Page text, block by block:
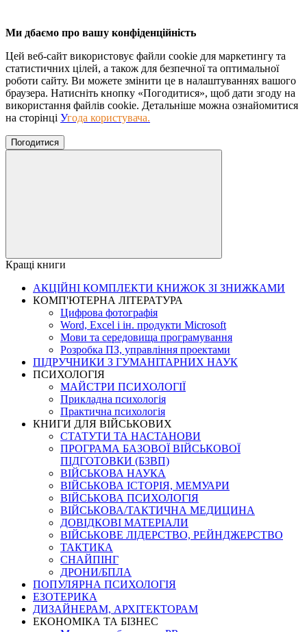
Ми дбаємо про вашу конфіденційність
Цей веб-сайт використовує файли cookie для маркетингу та
статистичних цілей, а також для безпечної та оптимальної
роботи сайту. Ви можете змінити це в налаштуваннях вашого
браузера. Натисніть кнопку «Погодитися», щоб дати згоду на
використання файлів cookie. Детальніше можна ознайомитися
на сторінці Угода користувача.
Погодитися
Кращі книги
АКЦІЙНІ КОМПЛЕКТИ КНИЖОК ЗІ ЗНИЖКАМИ
КОМП'ЮТЕРНА ЛІТЕРАТУРА
Цифрова фотографія
Word, Excel і ін. продукти Microsoft
Мови та середовища програмування
Розробка ПЗ, управління проектами
ПІДРУЧНИКИ З ГУМАНІТАРНИХ НАУК
ПСИХОЛОГІЯ
МАЙСТРИ ПСИХОЛОГІЇ
Прикладна психологія
Практична психологія
КНИГИ ДЛЯ ВІЙСЬКОВИХ
СТАТУТИ ТА НАСТАНОВИ
ПРОГРАМА БАЗОВОЇ ВІЙСЬКОВОЇ
ПІДГОТОВКИ (БЗВП)
ВІЙСЬКОВА НАУКА
ВІЙСЬКОВА ІСТОРІЯ, МЕМУАРИ
ВІЙСЬКОВА ПСИХОЛОГІЯ
ВІЙСЬКОВА/ТАКТИЧНА МЕДИЦИНА
ДОВІДКОВІ МАТЕРІАЛИ
ВІЙСЬКОВЕ ЛІДЕРСТВО, РЕЙНДЖЕРСТВО
ТАКТИКА
СНАЙПІНГ
ДРОНИ/БПЛА
ПОПУЛЯРНА ПСИХОЛОГІЯ
ЕЗОТЕРИКА
ДИЗАЙНЕРАМ, АРХІТЕКТОРАМ
ЕКОНОМІКА ТА БІЗНЕС